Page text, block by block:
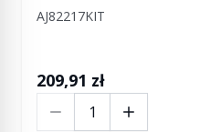
AJ82217KIT
209,91 zł